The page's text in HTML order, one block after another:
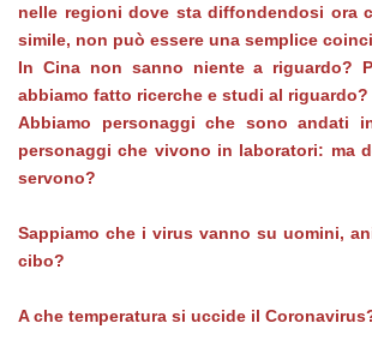
nelle regioni dove sta diffondendosi ora
simile, non può essere una semplice
In Cina non sanno niente a riguardo?
abbiamo fatto ricerche e studi al riguardo?
Abbiamo personaggi che sono andati
personaggi che vivono in laboratori: ma
servono?
Sappiamo che i virus vanno su uomini,
cibo?
A che temperatura si uccide il